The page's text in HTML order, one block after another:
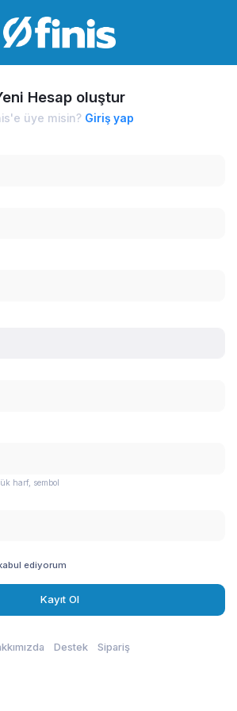
Hesap oluştur
üye misin? Giriş yap
harf, sembol
ediyorum
Kayıt Ol
Destek Sipariş